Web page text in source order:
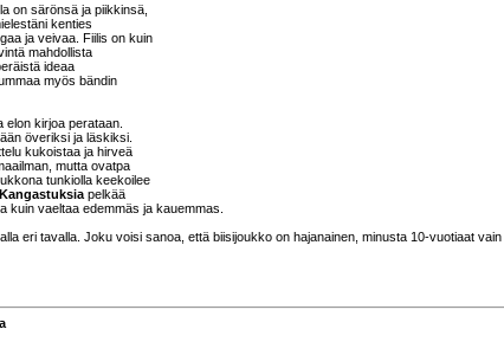
on särönsä ja piikkinsä,
kenties
ja veivaa. Fiilis on kuin
mahdollista
ideaa
myös bändin
kirjoa perataan.
överiksi ja läskiksi.
kukoistaa ja hirveä
mutta ovatpa
tunkiolla keekoilee
Kangastuksia pelkää
kuin vaeltaa edemmäs ja kauemmas.
eri tavalla. Joku voisi sanoa, että biisijoukko on hajanainen, minusta 10-vuotiaat vain